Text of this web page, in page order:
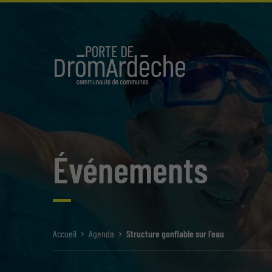
Événements
Accueil Agenda Structure gonflable sur l’eau